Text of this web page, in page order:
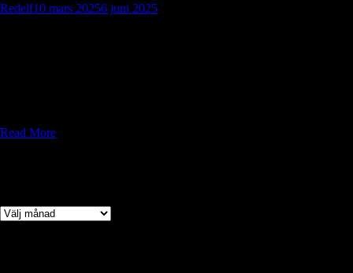
Redelf10 mars 20256 juni 2025
Read More